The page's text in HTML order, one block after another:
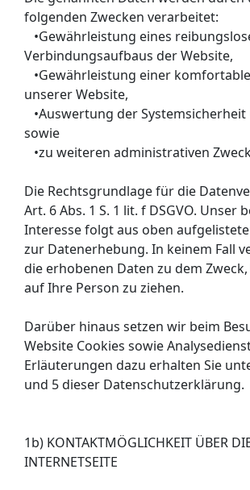
folgenden Zwecken verarbeitet:
•Gewährleistung eines
Verbindungsaufbaus der Website,
•Gewährleistung einer
unserer Website,
•Auswertung der
sowie
•zu weiteren administrativen
Die Rechtsgrundlage für die
Art. 6 Abs. 1 S. 1 lit. f DSGVO. Unser
Interesse folgt aus oben
zur Datenerhebung. In keinem Fall
die erhobenen Daten zu dem
auf Ihre Person zu ziehen.
Darüber hinaus setzen wir beim
Website Cookies sowie
Erläuterungen dazu erhalten Sie
und 5 dieser Datenschutzerklärung.
1b) KONTAKTMÖGLICHKEIT ÜBER
INTERNETSEITE